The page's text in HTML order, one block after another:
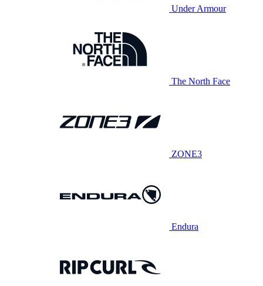
Under Armour
The North Face
ZONE3
Endura